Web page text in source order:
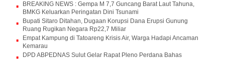
BREAKING NEWS : Gempa M 7,7 Guncang Barat Laut Tahuna,
BMKG Keluarkan Peringatan Dini Tsunami
Bupati Sitaro Ditahan, Dugaan Korupsi Dana Erupsi Gunung
Ruang Rugikan Negara Rp22,7 Miliar
Empat Kampung di Tatoareng Krisis Air, Warga Hadapi Ancaman
Kemarau
DPD ABPEDNAS Sulut Gelar Rapat Pleno Perdana Bahas